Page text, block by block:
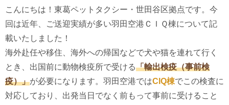
こんにちは！東葛ペットタクシー・世田谷区拠点です。今
回は近年、ご送迎実績が多い羽田空港ＣＩＱ棟について記
載いたしました！
海外赴任や移住、海外への帰国などで犬や猫を連れて行く
とき、出国前に動物検疫所で受ける「輸出検疫（事前検
疫）」が必要になります。羽田空港ではCIQ棟でこの検査に
対応しており、出発当日でなく前もって事前に受けること